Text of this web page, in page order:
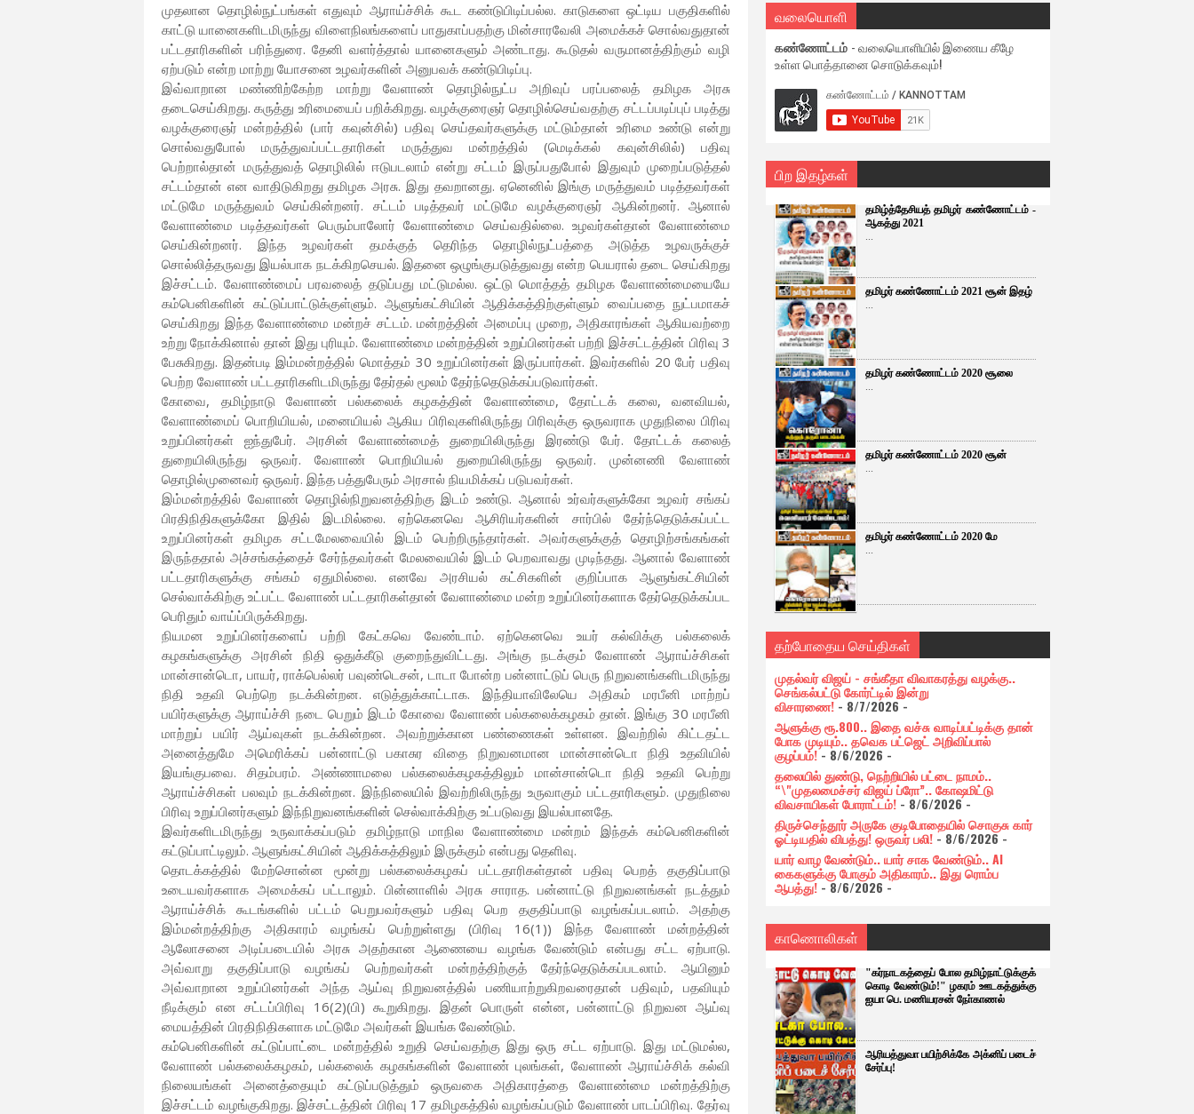
முதலான தொழில்நுட்பங்கள் எதுவும் ஆராய்ச்சிக் கூட கண்டுபிடிப்பல்ல. காடுகளை ஒட்டிய பகுதிகளில்
காட்டு யானைகளிடமிருந்து விளைநிலங்களைப் பாதுகாப்பதற்கு மின்சாரவேலி அமைக்கச் சொல்வதுதான்
பட்டதாரிகளின் பரிந்துரை. தேனி வளர்த்தால் யானைகளும் அண்டாது. கூடுதல் வருமானத்திற்கும் வழி
ஏற்படும் என்ற மாற்று யோசனை உழவர்களின் அனுபவக் கண்டுபிடிப்பு.
இவ்வாறான மண்ணிற்கேற்ற மாற்று வேளாண் தொழில்நுட்ப அறிவுப் பரப்பலைத் தமிழக அரசு
தடைசெய்கிறது. கருத்து உரிமையைப் பறிக்கிறது. வழக்குரைஞர் தொழில்செய்வதற்கு சட்டப்படிப்புப் படித்து
வழக்குரைஞர் மன்றத்தில் (பார் கவுன்சில்) பதிவு செய்தவர்களுக்கு மட்டும்தான் உரிமை உண்டு என்று
சொல்வதுபோல் மருத்துவப்பட்டதாரிகள் மருத்துவ மன்றத்தில் (மெடிக்கல் கவுன்சிலில்) பதிவு
பெற்றால்தான் மருத்துவத் தொழிலில் ஈடுபடலாம் என்று சட்டம் இருப்பதுபோல் இதுவும் முறைப்படுத்தல்
சட்டம்தான் என வாதிடுகிறது தமிழக அரசு. இது தவறானது. ஏனெனில் இங்கு மருத்துவம் படித்தவர்கள்
மட்டுமே மருத்துவம் செய்கின்றனர். சட்டம் படித்தவர் மட்டுமே வழக்குரைஞர் ஆகின்றனர். ஆனால்
வேளாண்மை படித்தவர்கள் பெரும்பாலோர் வேளாண்மை செய்வதில்லை. உழவர்கள்தான் வேளாண்மை
செய்கின்றனர். இந்த உழவர்கள் தமக்குத் தெரிந்த தொழில்நுட்பத்தை அடுத்த உழவருக்குச்
சொல்லித்தருவது இயல்பாக நடக்கிறசெயல். இதனை ஒழுங்குபடுத்துவது என்ற பெயரால் தடை செய்கிறது
இச்சட்டம். வேளாண்மைப் பரவலைத் தடுப்பது மட்டுமல்ல. ஒட்டு மொத்தத் தமிழக வேளாண்மையையே
கம்பெனிகளின் கட்டுப்பாட்டுக்குள்ளும். ஆளுங்கட்சியின் ஆதிக்கத்திற்குள்ளும் வைப்பதை நுட்பமாகச்
செய்கிறது இந்த வேளாண்மை மன்றச் சட்டம். மன்றத்தின் அமைப்பு முறை, அதிகாரங்கள் ஆகியவற்றை
உற்று நோக்கினால் தான் இது புரியும். வேளாண்மை மன்றத்தின் உறுப்பினர்கள் பற்றி இச்சட்டத்தின் பிரிவு 3
பேசுகிறது. இதன்படி இம்மன்றத்தில் மொத்தம் 30 உறுப்பினர்கள் இருப்பார்கள். இவர்களில் 20 பேர் பதிவு
பெற்ற வேளாண் பட்டதாரிகளிடமிருந்து தேர்தல் மூலம் தேர்ந்தெடுக்கப்படுவார்கள்.
கோவை, தமிழ்நாடு வேளாண் பல்கலைக் கழகத்தின் வேளாண்மை, தோட்டக் கலை, வனவியல்,
வேளாண்மைப் பொறியியல், மனையியல் ஆகிய பிரிவுகளிலிருந்து பிரிவுக்கு ஒருவராக முதுநிலை பிரிவு
உறுப்பினர்கள் ஐந்துபேர். அரசின் வேளாண்மைத் துறையிலிருந்து இரண்டு பேர். தோட்டக் கலைத்
துறையிலிருந்து ஒருவர். வேளாண் பொறியியல் துறையிலிருந்து ஒருவர். முன்னணி வேளாண்
தொழில்முனைவர் ஒருவர். இந்த பத்துபேரும் அரசால் நியமிக்கப் படுபவர்கள்.
இம்மன்றத்தில் வேளாண் தொழில்நிறுவனத்திற்கு இடம் உண்டு. ஆனால் உர்வர்களுக்கோ உழவர் சங்கப்
பிரதிநிதிகளுக்கோ இதில் இடமில்லை. ஏற்கெனவெ ஆசிரியர்களின் சார்பில் தேர்ந்தெடுக்கப்பட்ட
உறுப்பினர்கள் தமிழக சட்டமேலவையில் இடம் பெற்றிருந்தார்கள். அவர்களுக்குத் தொழிற்சங்கங்கள்
இருந்ததால் அச்சங்கத்தைச் சேர்ந்தவர்கள் மேலவையில் இடம் பெறவாவது முடிந்தது. ஆனால் வேளாண்
பட்டதாரிகளுக்கு சங்கம் ஏதுமில்லை. எனவே அரசியல் கட்சிகளின் குறிப்பாக ஆளுங்கட்சியின்
செல்வாக்கிற்கு உட்பட்ட வேளாண் பட்டதாரிகள்தான் வேளாண்மை மன்ற உறுப்பினர்களாக தேர்தெடுக்கப்பட
பெரிதும் வாய்ப்பிருக்கிறது.
நியமன உறுப்பினர்களைப் பற்றி கேட்கவெ வேண்டாம். ஏற்கெனவெ உயர் கல்விக்கு பல்கலைக்
கழகங்களுக்கு அரசின் நிதி ஒதுக்கீடு குறைந்துவிட்டது. அங்கு நடக்கும் வேளாண் ஆராய்ச்சிகள்
மான்சான்டொ, பாயர், ராக்பெல்லர் பவுண்டெசன், டாடா போன்ற பன்னாட்டுப் பெரு நிறுவனங்களிடமிருந்து
நிதி உதவி பெற்றெ நடக்கின்றன. எடுத்துக்காட்டாக. இந்தியாவிலேயெ அதிகம் மரபீனி மாற்றப்
பயிர்களுக்கு ஆராய்ச்சி நடை பெறும் இடம் கோவை வேளாண் பல்கலைக்கழகம் தான். இங்கு 30 மரபீனி
மாற்றுப் பயிர் ஆய்வுகள் நடக்கின்றன. அவற்றுக்கான பண்ணைகள் உள்ளன. இவற்றில் கிட்டதட்ட
அனைத்துமே அமெரிக்கப் பன்னாட்டு பகாசுர விதை நிறுவனமான மான்சான்டொ நிதி உதவியில்
இயங்குபவை. சிதம்பரம். அண்ணாமலை பல்கலைக்கழகத்திலும் மான்சான்டொ நிதி உதவி பெற்று
ஆராய்ச்சிகள் பலவும் நடக்கின்றன. இந்நிலையில் இவற்றிலிருந்து உருவாகும் பட்டதாரிகளும். முதுநிலை
பிரிவு உறுப்பினர்களும் இந்நிறுவனங்களின் செல்வாக்கிற்கு உட்படுவது இயல்பானதே.
இவர்களிடமிருந்து உருவாக்கப்படும் தமிழ்நாடு மாநில வேளாண்மை மன்றம் இந்தக் கம்பெனிகளின்
கட்டுப்பாட்டிலும். ஆளுங்கட்சியின் ஆதிக்கத்திலும் இருக்கும் என்பது தெளிவு.
தொடக்கத்தில் மேற்சொன்ன மூன்று பல்கலைக்கழகப் பட்டதாரிகள்தான் பதிவு பெறத் தகுதிப்பாடு
உடையவர்களாக அமைக்கப் பட்டாலும். பின்னாளில் அரசு சாராத. பன்னாட்டு நிறுவனங்கள் நடத்தும்
ஆராய்ச்சிக் கூடங்களில் பட்டம் பெறுபவர்களும் பதிவு பெற தகுதிப்பாடு வழங்கப்படலாம். அதற்கு
இம்மன்றத்திற்கு அதிகாரம் வழங்கப் பெற்றுள்ளது (பிரிவு 16(1)) இந்த வேளாண் மன்றத்தின்
ஆலோசனை அடிப்படையில் அரசு அதற்கான ஆணையை வழங்க வேண்டும் என்பது சட்ட ஏற்பாடு.
அவ்வாறு தகுதிப்பாடு வழங்கப் பெற்றவர்கள் மன்றத்திற்குத் தேர்ந்தெடுக்கப்படலாம். ஆயினும்
அவ்வாறான உறுப்பினர்கள் அந்த ஆய்வு நிறுவனத்தில் பணியாற்றுகிறவரைதான் பதிவும், பதவியும்
நீடிக்கும் என சட்டப்பிரிவு 16(2)(பி) கூறுகிறது. இதன் பொருள் என்ன, பன்னாட்டு நிறுவன ஆய்வு
மையத்தின் பிரதிநிதிகளாக மட்டுமே அவர்கள் இயங்க வேண்டும்.
கம்பெனிகளின் கட்டுப்பாட்டை மன்றத்தில் உறுதி செய்வதற்கு இது ஒரு சட்ட ஏற்பாடு. இது மட்டுமல்ல,
வேளாண் பல்கலைக்கழகம், பல்கலைக் கழகங்களின் வேளாண் புலங்கள், வேளாண் ஆராய்ச்சிக் கல்வி
நிலையங்கள் அனைத்தையும் கட்டுப்படுத்தும் ஒருவகை அதிகாரத்தை வேளாண்மை மன்றத்திற்கு
இச்சட்டம் வழங்குகிறது. இச்சட்டத்தின் பிரிவு 17 தமிழகத்தில் வழங்கப்படும் வேளாண் பாடப்பிரிவு. தேர்வு
வலையொளி
கண்ணோட்டம் - வலையொளியில் இணைய கீழே
உள்ள பொத்தானை சொடுக்கவும்!
பிற இதழ்கள்
தமிழ்த்தேசியத் தமிழர் கண்ணோட்டம் -
ஆகத்து 2021
...
தமிழர் கண்ணோட்டம் 2021 சூன் இதழ்
...
தமிழர் கண்ணோட்டம் 2020 சூலை
...
தமிழர் கண்ணோட்டம் 2020 சூன்
...
தமிழர் கண்ணோட்டம் 2020 மே
...
தற்போதைய செய்திகள்
முதல்வர் விஜய் - சங்கீதா விவாகரத்து வழக்கு..
செங்கல்பட்டு கோர்ட்டில் இன்று
விசாரணை!- 8/7/2026-
ஆளுக்கு ரூ.800.. இதை வச்சு வாடிப்பட்டிக்கு தான்
போக முடியும்.. தவெக பட்ஜெட் அறிவிப்பால்
குழப்பம்!- 8/6/2026 -
தலையில் துண்டு, நெற்றியில் பட்டை நாமம்..
“\"முதலமைச்சர் விஜய் ப்ரோ”.. கோஷமிட்டு
விவசாயிகள் போராட்டம்! - 8/6/2026-
திருச்செந்தூர் அருகே குடிபோதையில் சொகுசு கார்
ஓட்டியதில் விபத்து! ஒருவர் பலி! - 8/6/2026-
யார் வாழ வேண்டும்.. யார் சாக வேண்டும்.. AI
கைகளுக்கு போகும் அதிகாரம்.. இது ரொம்ப
ஆபத்து! - 8/6/2026 -
காணொலிகள்
"கர்நாடகத்தைப் போல தமிழ்நாட்டுக்குக்
கொடி வேண்டும்!" ழகரம் ஊடகத்துக்கு
ஐயா பெ. மணியரசன் நோ்காணல்
ஆரியத்துவா பயிற்சிக்கே அக்னிப் படைச்
சேர்ப்பு!